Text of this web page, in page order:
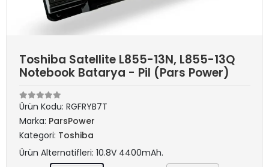
Toshiba Satellite L855-13N, L855-13Q
Notebook Batarya - Pil (Pars Power)
Ürün Kodu: RGFRYB7T
Marka: ParsPower
Kategori: Toshiba
Ürün Alternatifleri: 10.8V 4400mAh.